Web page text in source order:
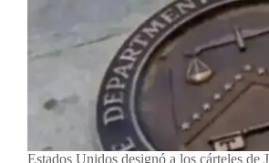
Estados Unidos designó a los cárteles de